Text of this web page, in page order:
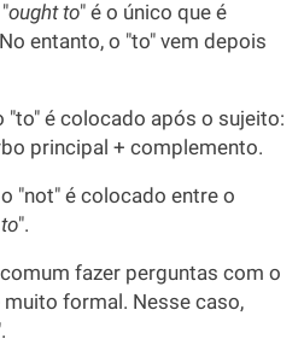
ought to" é o único que é
entanto, o "to" vem depois
"to" é colocado após o sujeito:
principal + complemento.
"not" é colocado entre o
".
fazer perguntas com o
muito formal. Nesse caso,